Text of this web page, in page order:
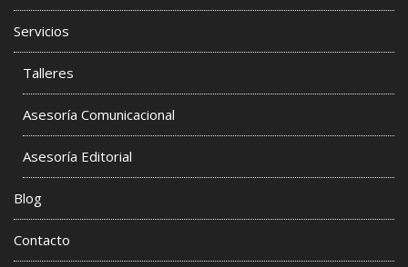
Servicios
Talleres
Asesoría Comunicacional
Asesoría Editorial
Blog
Contacto